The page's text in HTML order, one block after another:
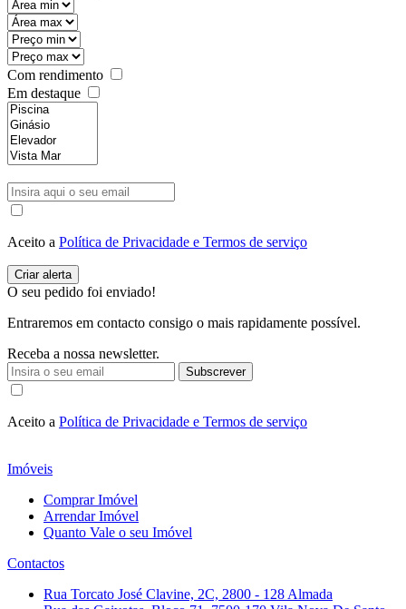
Com rendimento
Em destaque
Aceito a Política de Privacidade e Termos de serviço
O seu pedido foi enviado!
Entraremos em contacto consigo o mais rapidamente possível.
Receba a nossa newsletter.
Subscrever
Aceito a Política de Privacidade e Termos de serviço
Imóveis
Comprar Imóvel
Arrendar Imóvel
Quanto Vale o seu Imóvel
Contactos
Rua Torcato José Clavine, 2C, 2800 - 128 Almada